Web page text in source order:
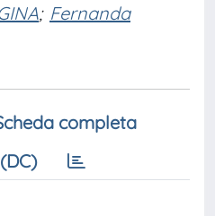
; Fernanda
completa